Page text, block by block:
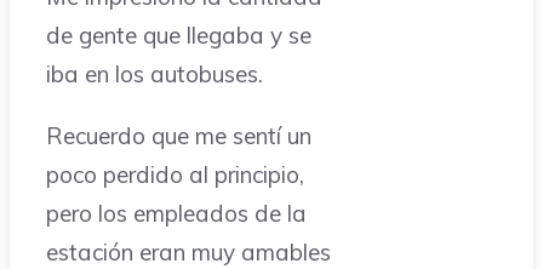
de gente que llegaba y se
iba en los autobuses.
Recuerdo que me sentí un
poco perdido al principio,
pero los empleados de la
estación eran muy amables